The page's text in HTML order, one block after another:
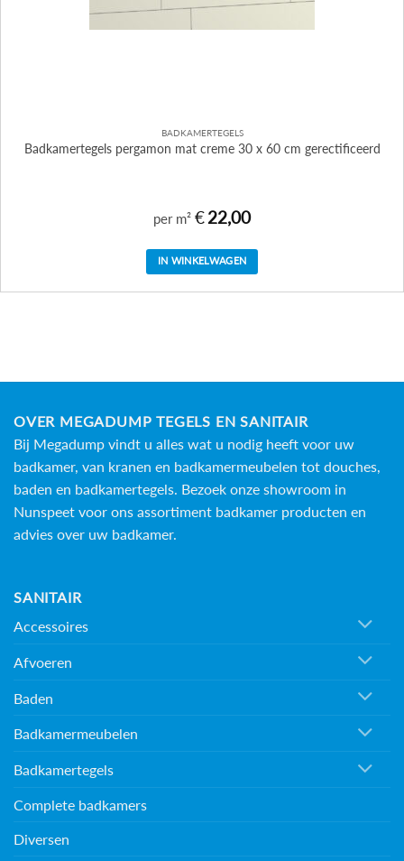
BADKAMERTEGELS
Badkamertegels pergamon mat creme 30 x 60 cm gerectificeerd
per m² €22,00
IN WINKELWAGEN
OVER MEGADUMP TEGELS EN SANITAIR
Bij Megadump vindt u alles wat u nodig heeft voor uw
badkamer, van kranen en badkamermeubelen tot douches,
baden en badkamertegels. Bezoek onze showroom in
Nunspeet voor ons assortiment badkamer producten en
advies over uw badkamer.
SANITAIR
Accessoires
Afvoeren
Baden
Badkamermeubelen
Badkamertegels
Complete badkamers
Diversen